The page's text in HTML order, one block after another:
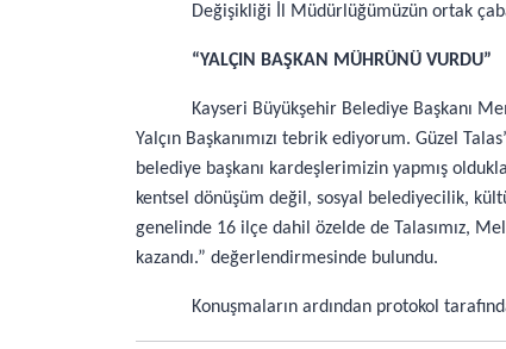
Değişikliği İl Müdürlüğümüzün ortak
“YALÇIN BAŞKAN MÜHRÜNÜ VURDU”
Kayseri Büyükşehir Belediye Başkanı
Yalçın Başkanımızı tebrik ediyorum. Güzel
belediye başkanı kardeşlerimizin yapmış
kentsel dönüşüm değil, sosyal belediyecilik,
genelinde 16 ilçe dahil özelde de Talasımız,
kazandı.” değerlendirmesinde bulundu.
Konuşmaların ardından protokol